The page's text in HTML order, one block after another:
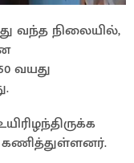
வந்த நிலையில்,
வயது
கணித்துள்ளனர்.